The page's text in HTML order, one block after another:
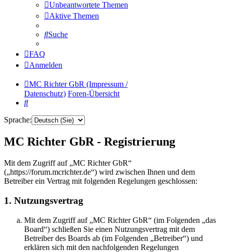
Unbeantwortete Themen
Aktive Themen
Suche
FAQ
Anmelden
MC Richter GbR (Impressum /
Datenschutz) Foren-Übersicht
Suche
Sprache:
MC Richter GbR - Registrierung
Mit dem Zugriff auf „MC Richter GbR“
(„https://forum.mcrichter.de“) wird zwischen Ihnen und dem
Betreiber ein Vertrag mit folgenden Regelungen geschlossen:
1. Nutzungsvertrag
Mit dem Zugriff auf „MC Richter GbR“ (im Folgenden „das
Board“) schließen Sie einen Nutzungsvertrag mit dem
Betreiber des Boards ab (im Folgenden „Betreiber“) und
erklären sich mit den nachfolgenden Regelungen